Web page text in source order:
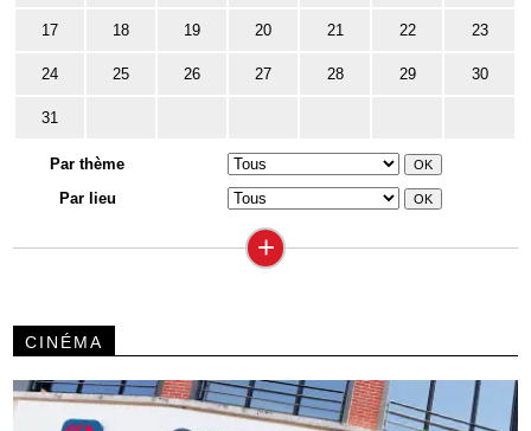
17 18 19 20 21 22 23
24 25 26 27 28 29 30
31
Par thème
Par lieu
+
CINÉMA